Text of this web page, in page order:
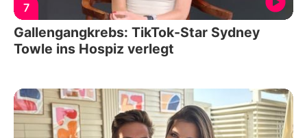
7
Gallengangkrebs: TikTok-Star Sydney
Towle ins Hospiz verlegt